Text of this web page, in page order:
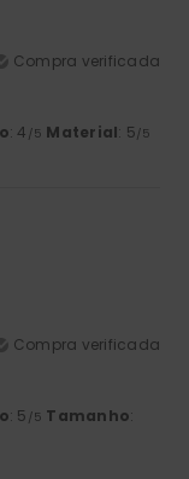
Compra verificada
: 4 /5 Material: 5/5
Compra verificada
: 5 /5 Tamanho: